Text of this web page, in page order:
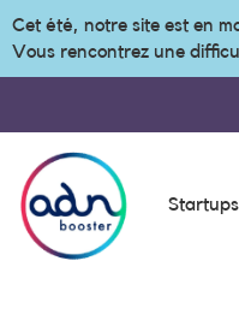
Cet été, notre site est en
Vous rencontrez une
Startups